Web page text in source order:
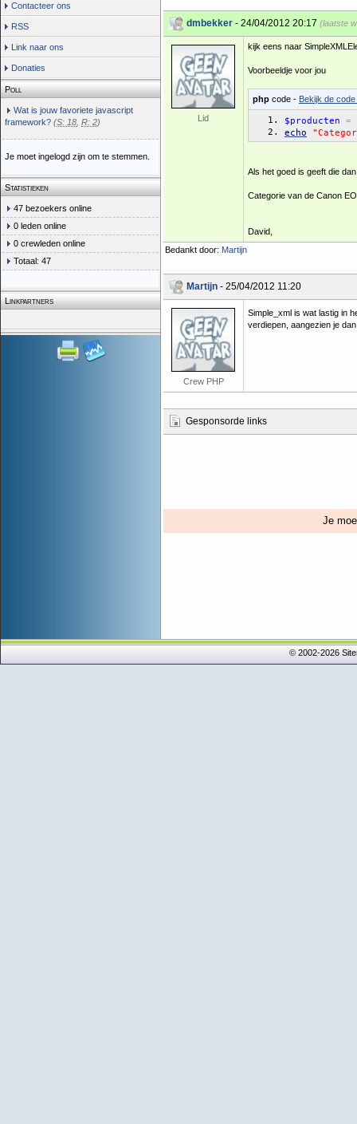
Contacteer ons
RSS
Link naar ons
Donaties
Poll
Wat is jouw favoriete javascript
framework? (S: 18 R: 2)
Je moet ingelogd zijn om te stemmen.
Statistieken
47 bezoekers online
0 leden online
0 crewleden online
Totaal: 47
Linkpartners
dmbekker - 24/04/2012 20:17 (laatste
Lid
kijk eens naar
Voorbeeldje voor jou
php code - Bekijk de
$producten
=
echo
Als het goed is geeft die dan
Categorie van de Canon
David,
Bedankt door: Martijn
Martijn - 25/04/2012 11:20
Crew PHP
Simple_xml is wat lastig in
verdiepen, aangezien je
Gesponsorde links
Je
© 2002-2026